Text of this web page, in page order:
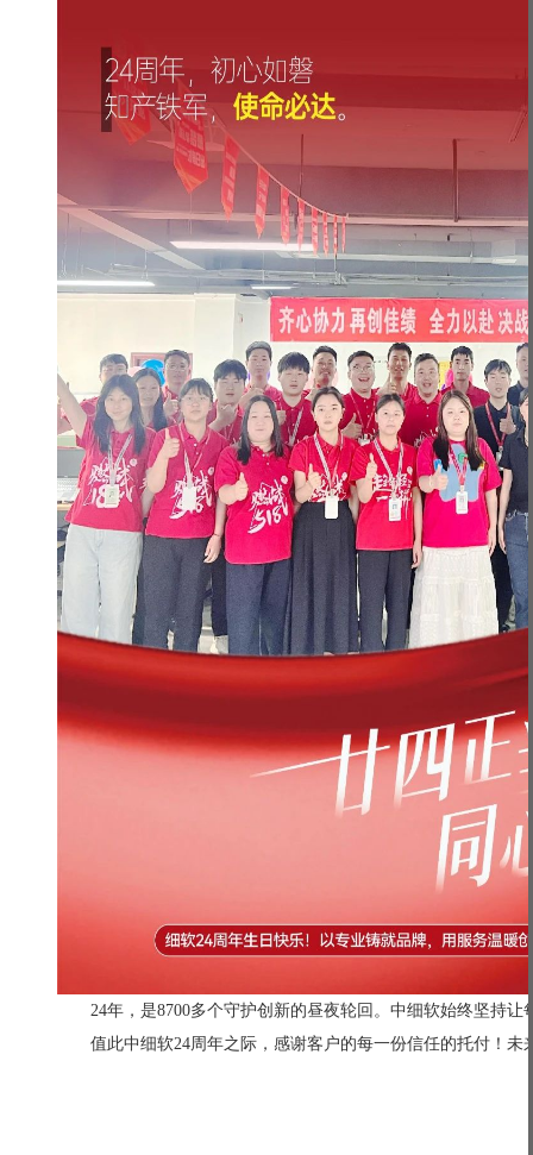
24年，是8700多个守护创新的昼夜轮回。中细软始终坚持让
值此中细软24周年之际，感谢客户的每一份信任的托付！未